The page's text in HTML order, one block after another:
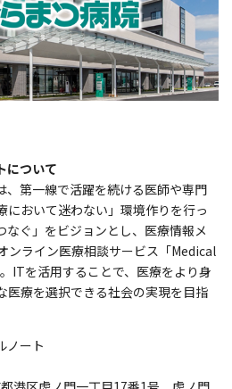
について
、第一線で活躍を続ける医師や専門
において迷わない」環境作りを行っ
なぐ」をビジョンとし、医療情報メ
ンライン医療相談サービス「Medical
ITを活用することで、医療をより身
医療を選択できる社会の実現を目指
ノート